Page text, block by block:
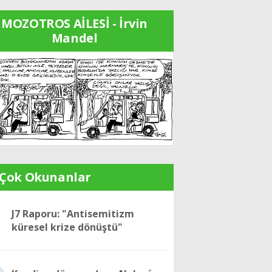
MOZOTROS AİLESİ - İrvin
Mandel
Okunanlar
J7 Raporu: "Antisemitizm
küresel krize dönüştü"